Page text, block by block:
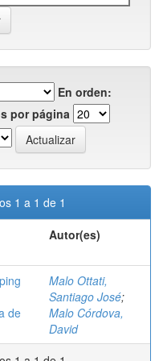
En orden:
por página
1 a 1 de 1
Autor(es)
de
Malo Ottati,
Santiago José;
Malo Córdova,
David